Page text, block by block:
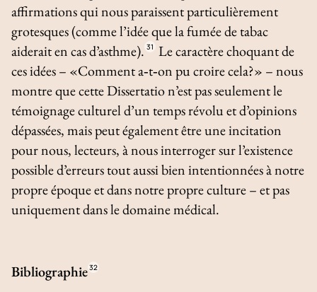
affirmations qui nous paraissent particulièrement
grotesques (comme l’idée que la fumée de tabac
aiderait en cas d’asthme). 31 Le caractère choquant de
ces idées – «Comment a‑t‑on pu croire cela?» – nous
montre que cetteDissertation’est pas seulement le
témoignage culturel d’un temps révolu et d’opinions
dépassées, mais peut également être une incitation
pour nous, lecteurs, à nous interroger sur l’existence
possible d’erreurs tout aussi bien intentionnées à notre
propre époque et dans notre propre culture – et pas
uniquement dans le domaine médical.
Bibliographie32